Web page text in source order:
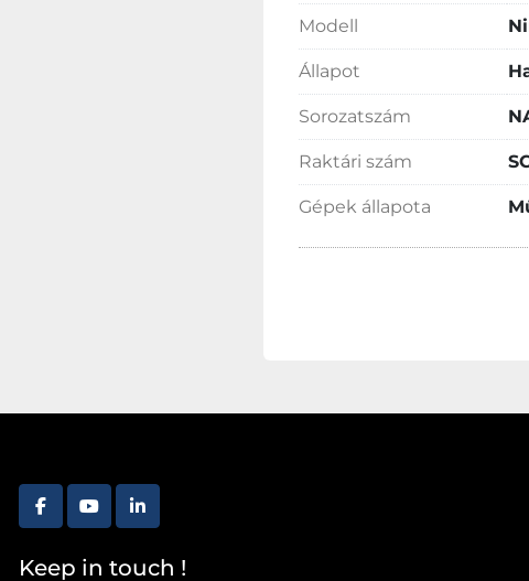
Modell
Állapot
Sorozatszám
Raktári szám
Gépek állapota
facebookyoutubelinkedin
Keep in touch !